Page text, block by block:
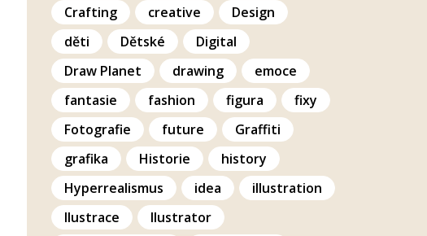
Crafting
creative
Design
děti
Dětské
Digital
Draw Planet
drawing
emoce
fantasie
fashion figura
fixy
Fotografie
future
Graffiti
grafika
Historie
history
Hyperrealismus
idea
illustration
Ilustrace
Ilustrator